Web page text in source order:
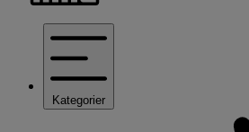
Kategorier